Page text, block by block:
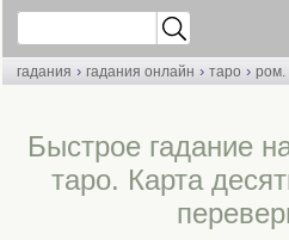
гадания › гадания онлайн › таро › ром.
Быстрое гадание
таро. Карта